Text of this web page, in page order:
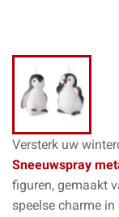
Versterk uw
Sneeuwspray
figuren, gemaakt
speelse charme